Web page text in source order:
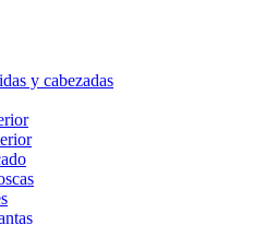
y cabezadas